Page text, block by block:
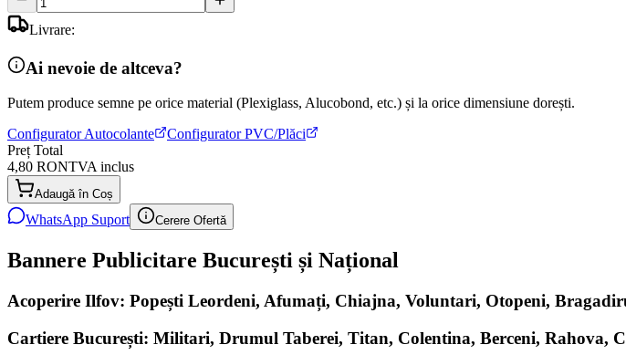
Livrare:
Ai nevoie de altceva?
Putem produce semne pe orice material (Plexiglass, Alucobond, etc.) și la orice dimensiune dorești.
Configurator Autocolante
Configurator PVC/Plăci
Preț Total
4,80 RONTVA inclus
Adaugă în Coș
WhatsApp Suport Cerere Ofertă
Bannere Publicitare București și Național
Acoperire Ilfov: Popești Leordeni, Afumați, Chiajna, Voluntari, Otopeni,
Cartiere București: Militari, Drumul Taberei, Titan, Colentina, Berceni, Rahova,